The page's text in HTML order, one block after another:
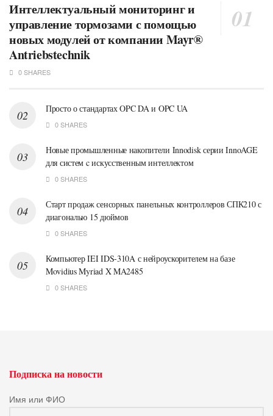
Интеллектуальный мониторинг и
управление тормозами с помощью
новых модулей от компании Mayr®
Antriebstechnik
0 SHARES
Просто о стандартах OPC DA и OPC UA
0 SHARES
Новые промышленные накопители Innodisk серии InnoAGE
для систем c искусственным интеллектом
0 SHARES
Старт продаж сенсорных панельных контроллеров СПК210 с
диагональю 15 дюймов
0 SHARES
Компьютер IEI IDS-310A с нейроускорителем на базе
Movidius Myriad X MA2485
0 SHARES
Подписка на новости
Имя или ФИО